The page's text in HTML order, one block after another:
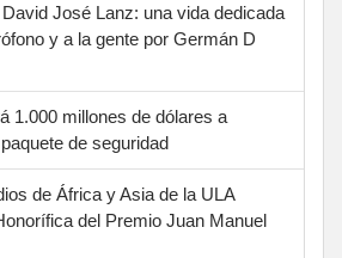
José Lanz: una vida dedicada
y a la gente por Germán D
1.000 millones de dólares a
de seguridad
de África y Asia de la ULA
del Premio Juan Manuel